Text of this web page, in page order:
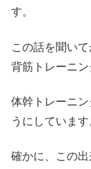
す。
この話を聞い
背筋トレーニン
体幹トレーニ
うにしています
確かに、この